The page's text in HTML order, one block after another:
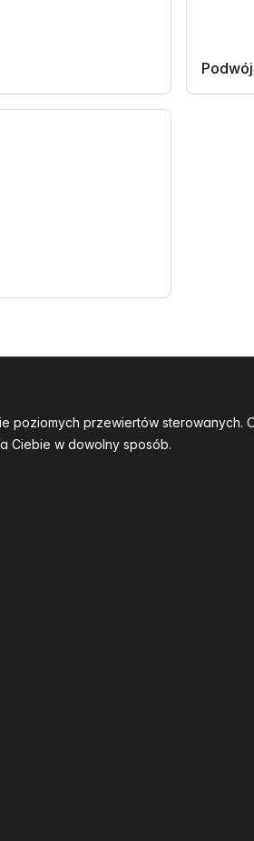
przewiertów sterowanych.
Ciebie w dowolny sposób.